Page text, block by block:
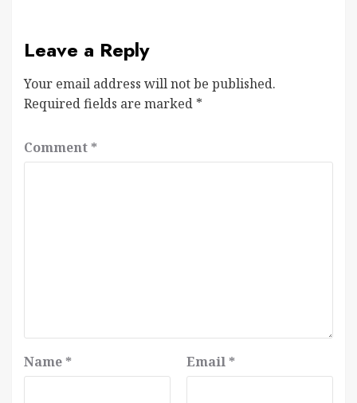
Leave a Reply
Your email address will not be published.
Required fields are marked *
Comment *
Name * Email *